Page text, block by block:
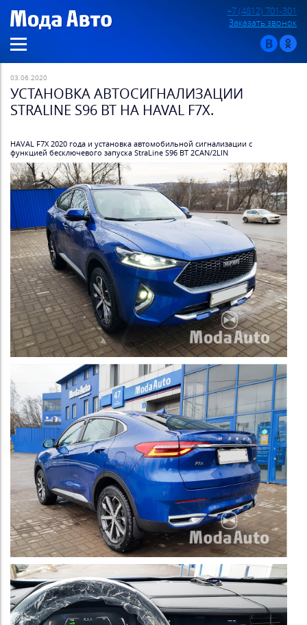
+7 (4812) 701-301
Заказать звонок
03.06.2020
УСТАНОВКА АВТОСИГНАЛИЗАЦИИ
STRALINE S96 BT НА HAVAL F7X.
HAVAL F7X 2020 года и установка автомобильной сигнализации с
функцией бесключевого запуска StraLine S96 BT 2CAN/2LIN